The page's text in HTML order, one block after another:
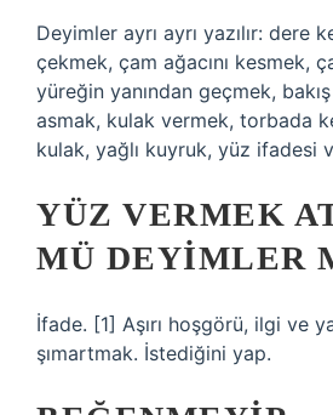
Deyimler ayrı ayrı yazılır: dere
çekmek, çam ağacını kesmek,
yüreğin yanından geçmek,
asmak, kulak vermek, torbada
kulak, yağlı kuyruk, yüz ifadesi
YÜZ VERMEK
MÜ DEYIMLER
İfade. [1] Aşırı hoşgörü, ilgi ve
şımartmak. İstediğini yap.